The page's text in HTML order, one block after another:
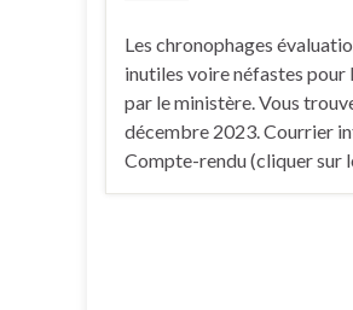
Les chronophages
inutiles voire néfastes pour
par le ministère. Vous
décembre 2023. Courrier
Compte-rendu (cliquer sur